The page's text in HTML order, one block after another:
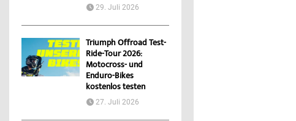
29. Juli 2026
Triumph Offroad Test-
Ride-Tour 2026:
Motocross- und
Enduro-Bikes
kostenlos testen
27. Juli 2026